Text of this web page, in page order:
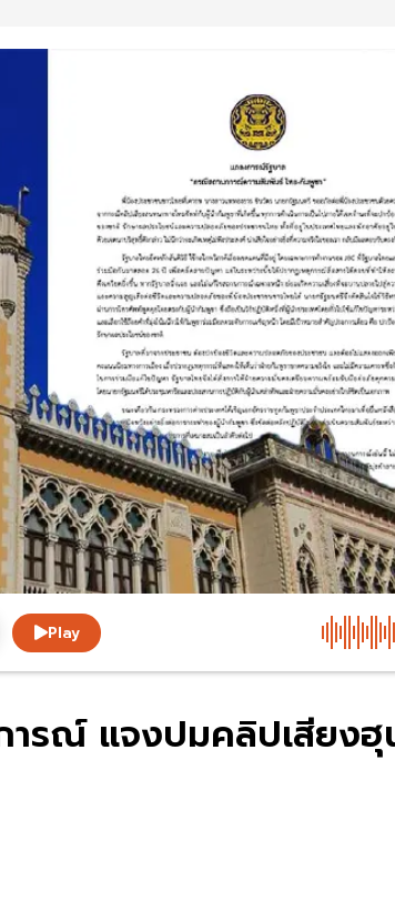
Play
ารณ์ แจงปมคลิปเสียง